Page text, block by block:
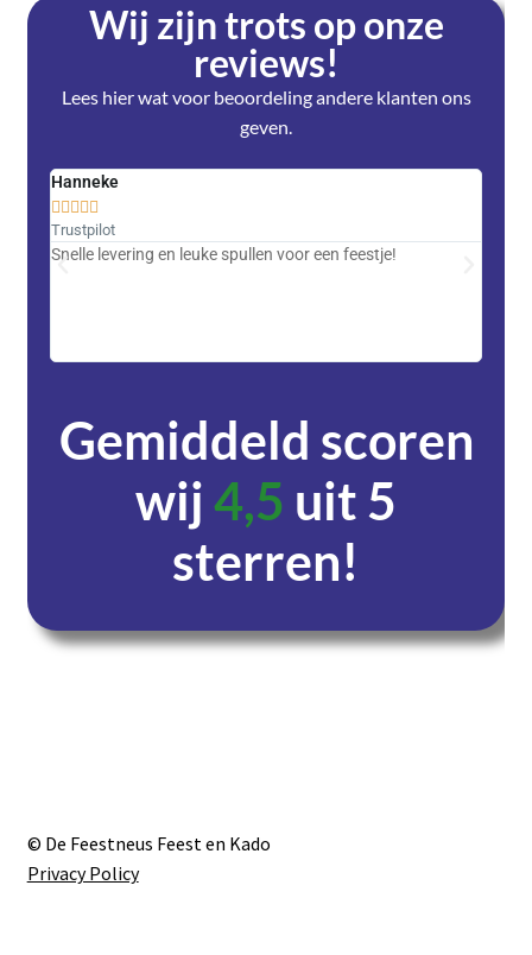
Wij zijn trots op onze
reviews!
Lees hier wat voor beoordeling andere klanten ons
geven.
Hanneke
    
Trustpilot
Snelle levering en leuke spullen voor een feestje!
Gemiddeld scoren
wij4,5 uit 5
sterren!
© De Feestneus Feest en Kado
Privacy Policy